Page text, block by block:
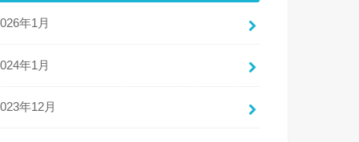
年1月
年1月
年12月